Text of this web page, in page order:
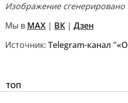
Изображение
Мы в MAX | ВК | Дзен
Источник: Telegram-канал
ТОП